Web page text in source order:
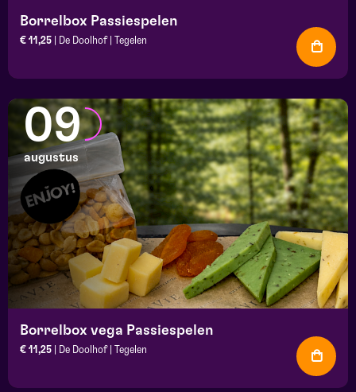
Borrelbox Passiespelen
€ 11,25 | De Doolhof | Tegelen
09
augustus
Borrelbox vega Passiespelen
€ 11,25 | De Doolhof | Tegelen